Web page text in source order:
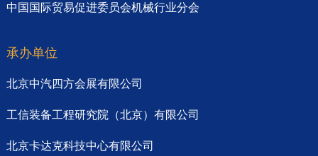
中国国际贸易促进委员会机械行业分会
承办单位
北京中汽四方会展有限公司
工信装备工程研究院（北京）有限公司
北京卡达克科技中心有限公司